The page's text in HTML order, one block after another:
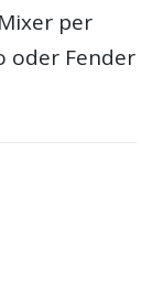
per
oder Fender